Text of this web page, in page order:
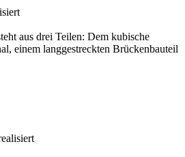
aus drei Teilen: Dem kubische
einem langgestreckten Brückenbauteil